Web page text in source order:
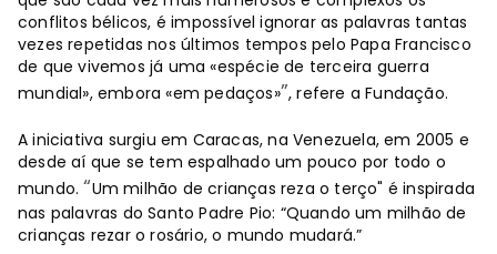
conflitos bélicos, é impossível ignorar as palavras tantas
vezes repetidas nos últimos tempos pelo Papa Francisco
de que vivemos já uma «espécie de terceira guerra
mundial», embora «em pedaços»”, refere a Fundação.
A iniciativa surgiu em Caracas, na Venezuela, em 2005 e
desde aí que se tem espalhado um pouco por todo o
mundo.“Um milhão de crianças reza o terço" é inspirada
nas palavras do Santo Padre Pio: “Quando um milhão de
crianças rezar o rosário, o mundo mudará.”